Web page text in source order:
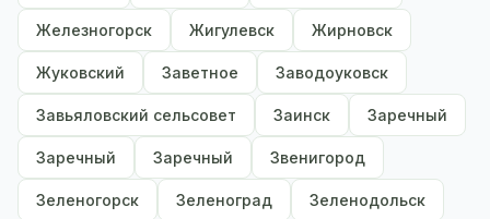
Железногорск Жигулевск Жирновск
Жуковский Заветное Заводоуковск
Завьяловский сельсовет Заинск Заречный
Заречный Заречный Звенигород
Зеленогорск Зеленоград Зеленодольск